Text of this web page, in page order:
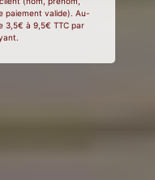
paiement valide). Au-
3,5€ à 9,5€ TTC par